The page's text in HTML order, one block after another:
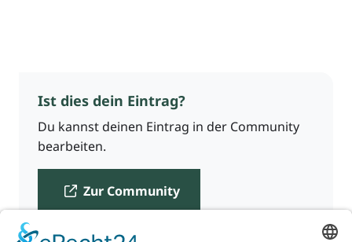
Ist dies dein Eintrag?
Du kannst deinen Eintrag in der Community
bearbeiten.
Zur Community